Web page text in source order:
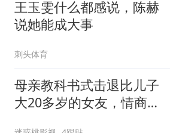
王玉雯什么都感说，陈赫
说她能成大事
刺头体育
母亲教科书式击退比儿子
大20多岁的女友，情商太